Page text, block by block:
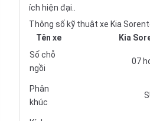
ích hiện đại..
Thông số kỹ thuật xe Kia
Tên xe
Kia
Số chỗ
ngồi
07
Phân
khúc